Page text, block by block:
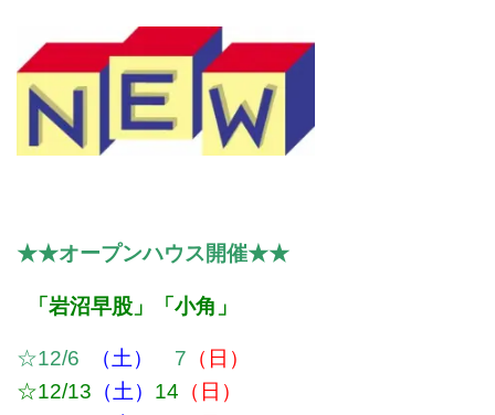
★★オープンハウス開催★★
「岩沼早股」「小角」
☆12/6 （土） 7 （日）
☆12/13 （土） 14 （日）